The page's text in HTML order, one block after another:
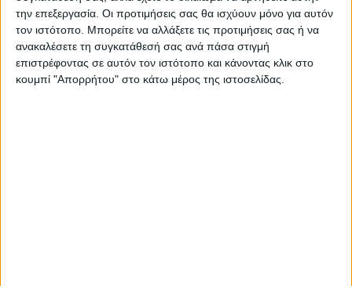
την επεξεργασία. Οι προτιμήσεις σας θα ισχύουν μόνο για αυτόν
τον ιστότοπο. Μπορείτε να αλλάξετε τις προτιμήσεις σας ή να
ανακαλέσετε τη συγκατάθεσή σας ανά πάσα στιγμή
επιστρέφοντας σε αυτόν τον ιστότοπο και κάνοντας κλικ στο
κουμπί "Απορρήτου" στο κάτω μέρος της ιστοσελίδας.
σημεία, τα οποία προτείνεται να αναβαθμιστούν
ενεργειακά με φωτιστικά νέας τεχνολογίας
(LED). Η ετήσια ενεργειακή κατανάλωση του